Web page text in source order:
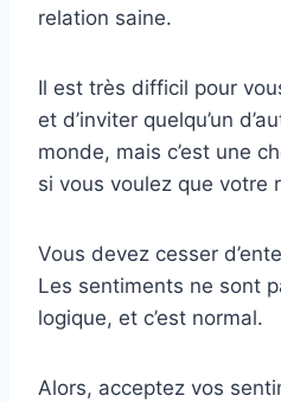
relation saine.
Il est très difficil pour
et d’inviter quelqu’un
monde, mais c’est une
si vous voulez que votre
Vous devez cesser
Les sentiments ne sont
logique, et c’est normal.
Alors, acceptez vos